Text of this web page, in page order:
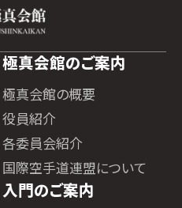
極真会館のご案内
極真会館の概要
役員紹介
各委員会紹介
国際空手道連盟について
入門のご案内